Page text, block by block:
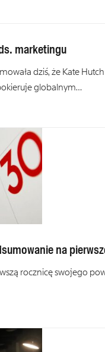
marketingu
dziś, że Kate
globalnym…
na
rocznicę swojego